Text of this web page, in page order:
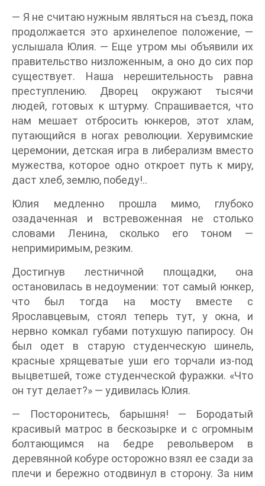
— Я не считаю нужным являться на съезд, пока
продолжается это архинелепое положение, —
услышала Юлия. — Еще утром мы объявили их
правительство низложенным, а оно до сих пор
существует. Наша нерешительность равна
преступлению. Дворец окружают тысячи
людей, готовых к штурму. Спрашивается, что
нам мешает отбросить юнкеров, этот хлам,
путающийся в ногах революции. Херувимские
церемонии, детская игра в либерализм вместо
мужества, которое одно откроет путь к миру,
даст хлеб, землю, победу!..
Юлия медленно прошла мимо, глубоко
озадаченная и встревоженная не столько
словами Ленина, сколько его тоном —
непримиримым, резким.
Достигнув лестничной площадки, она
остановилась в недоумении: тот самый юнкер,
что был тогда на мосту вместе с
Ярославцевым, стоял теперь тут, у окна, и
нервно комкал губами потухшую папиросу. Он
был одет в старую студенческую шинель,
красные хрящеватые уши его торчали из-под
выцветшей, тоже студенческой фуражки. «Что
он тут делает?» — удивилась Юлия.
— Посторонитесь, барышня! — Бородатый
красивый матрос в бескозырке и с огромным
болтающимся на бедре револьвером в
деревянной кобуре осторожно взял ее сзади за
плечи и бережно отодвинул в сторону. За ним